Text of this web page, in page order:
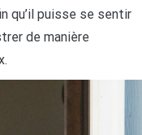
qu’il puisse se sentir
de manière